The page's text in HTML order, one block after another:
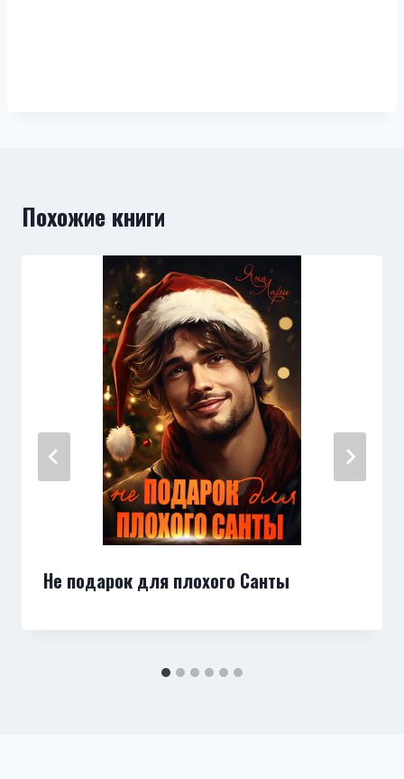
Похожие книги
Не подарок для плохого Санты